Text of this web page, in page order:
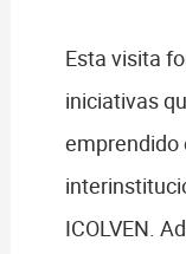
Esta visita
iniciativas
emprendido
ICOLVEN.